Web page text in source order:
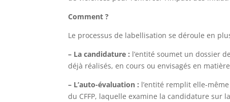
Comment ?
Le processus de labellisation se déroule en
– La candidature : l’entité soumet un dossier
déjà réalisés, en cours ou envisagés en
– L’auto-évaluation : l’entité remplit elle-
du CFFP, laquelle examine la candidature